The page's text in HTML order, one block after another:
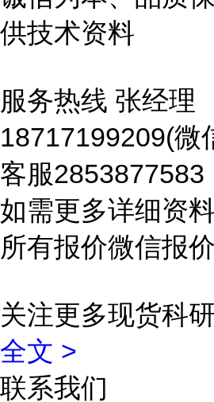
供技术资料
服务热线 张经理
18717199209(微
客服2853877583
如需更多详细资
所有报价微信报
关注更多现货科
全文 >
联系我们